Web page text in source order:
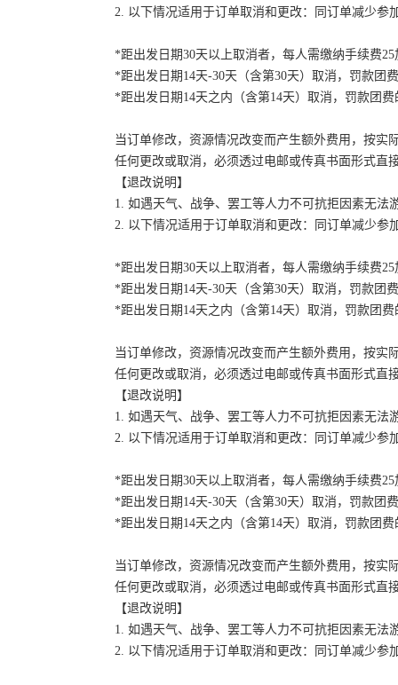
2. 以下情况适用于订单取消和更改：同订单减少
*距出发日期30天以上取消者，每人需缴纳手续费
*距出发日期14天-30天（含第30天）取消，罚款团
*距出发日期14天之内（含第14天）取消，罚款团费
当订单修改，资源情况改变而产生额外费用，按实
任何更改或取消，必须透过电邮或传真书面形式直
【退改说明】
1. 如遇天气、战争、罢工等人力不可抗拒因素无
2. 以下情况适用于订单取消和更改：同订单减少
*距出发日期30天以上取消者，每人需缴纳手续费
*距出发日期14天-30天（含第30天）取消，罚款团
*距出发日期14天之内（含第14天）取消，罚款团费
当订单修改，资源情况改变而产生额外费用，按实
任何更改或取消，必须透过电邮或传真书面形式直
【退改说明】
1. 如遇天气、战争、罢工等人力不可抗拒因素无
2. 以下情况适用于订单取消和更改：同订单减少
*距出发日期30天以上取消者，每人需缴纳手续费
*距出发日期14天-30天（含第30天）取消，罚款团
*距出发日期14天之内（含第14天）取消，罚款团费
当订单修改，资源情况改变而产生额外费用，按实
任何更改或取消，必须透过电邮或传真书面形式直
【退改说明】
1. 如遇天气、战争、罢工等人力不可抗拒因素无
2. 以下情况适用于订单取消和更改：同订单减少